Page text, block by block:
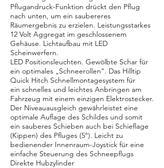
Pflugandruck-Funktion drückt den Pflug
nach unten, um ein saubereres
Räumergebnis zu erzielen. Leistungsstarkes
12 Volt Aggregat im geschlossenem
Gehäuse. Lichtaufbau mit LED
Scheinwerfern.
LED Positionsleuchten. Gewölbte Schar für
ein optimales „Schneerollen“. Das Hilltip
Quick Hitch Schnellmontagesystem für
ein schnelles und leichtes Anbringen am
Fahrzeug mit einem einzigen Elektrostecker.
Der Niveauausgleich gewährleistet eine
optimale Auflage des Schildes und somit
ein sauberes Schieben auch bei Schieflage
(Kippen) des Pfluges (5°). Leicht zu
bedienender Innenraum-Joystick für eine
einfache Steuerung des Schneepflugs
Direkte Hubzylinder